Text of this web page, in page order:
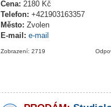
Cena: 2180 Kč
Telefon: +421903163357
Město: Zvolen
E-mail: e-mail
Zobrazení: 2719